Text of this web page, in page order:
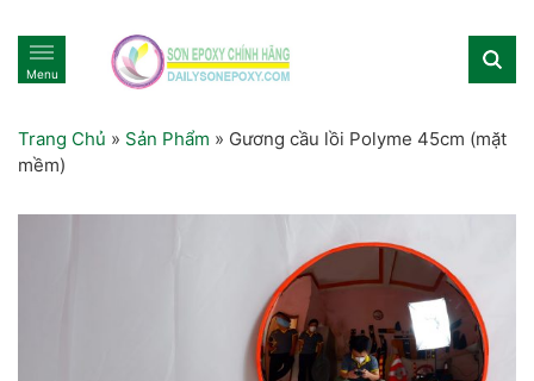
Menu
Trang Chủ » Sản Phẩm » Gương cầu lồi Polyme 45cm (mặt
mềm)